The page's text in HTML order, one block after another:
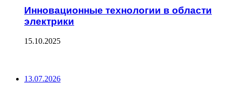
Инновационные технологии в области
электрики
15.10.2025
13.07.2026